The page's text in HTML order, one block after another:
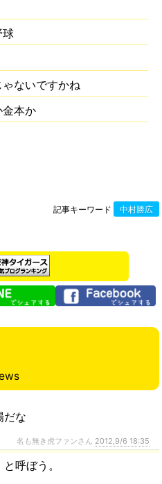
球
ないですかね
本か
記事キーワード 中村勝広
だな
名も無き虎ファンさん 2012,9/6 18:35
呼ぼう。